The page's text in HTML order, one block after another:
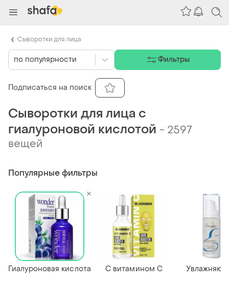
Сыворотки для лица с
гиалуроновой кислотой - 2597
вещей
Популярные фильтры
Гиалуроновая кислота С витамином С
по популярности Фильтры
Подписаться на поиск
Сыворотки для лица